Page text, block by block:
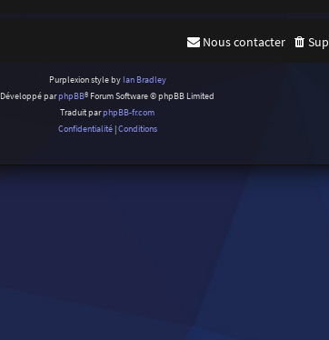
Nous contacter
Purplexion style by Ian Bradley
Développé parphpBB® Forum Software © phpBB Limited
Traduit parphpBB-fr.com
Confidentialité|Conditions